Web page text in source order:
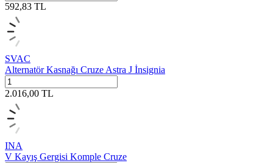
592,83 TL
SVAC
Alternatör Kasnağı Cruze Astra J İnsignia
2.016,00 TL
INA
V Kayış Gergisi Komple Cruze